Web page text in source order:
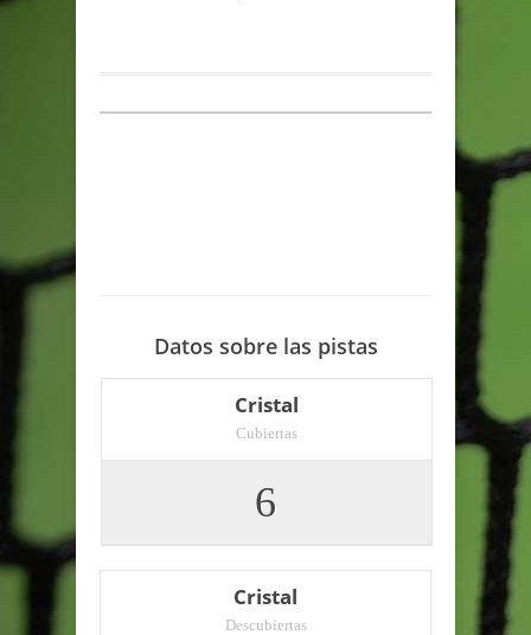
Datos sobre las pistas
Cristal
Cubiertas
6
Cristal
Descubiertas